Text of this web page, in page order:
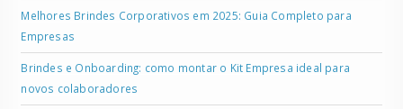
Melhores Brindes Corporativos em 2025: Guia Completo para
Empresas
Brindes e Onboarding: como montar o Kit Empresa ideal para
novos colaboradores